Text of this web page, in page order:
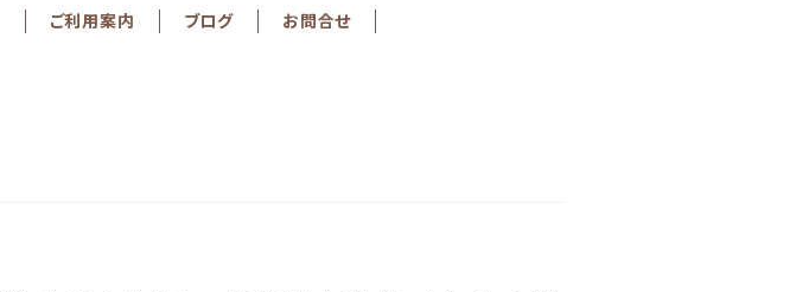
ご利用案内 ブログ お問合せ